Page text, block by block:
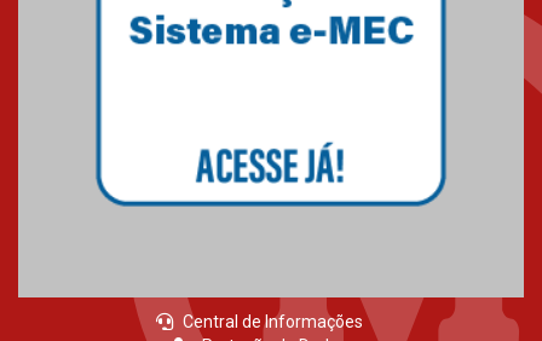
04.08.2026
Central de Informações